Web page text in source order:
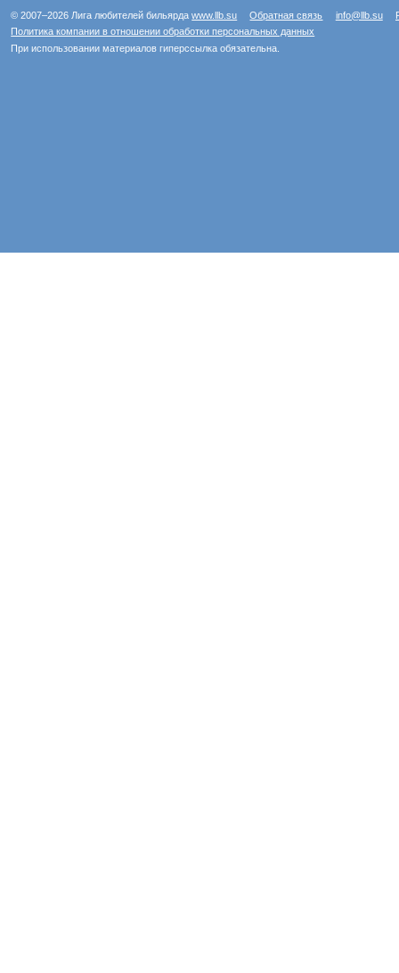
© 2007–2026 Лига любителей бильярдаwww.llb.su Обратная связь info@llb.su
Политика компании в отношении обработки персональных данных
При использовании материалов гиперссылка обязательна.